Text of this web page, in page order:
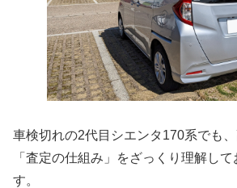
車検切れの2代目シエンタ170系でも
「査定の仕組み」をざっくり理解し
す。